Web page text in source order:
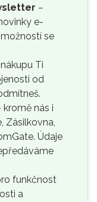
–
e-
se
Ti
od
kromě nás i
Zásilkovna,
Údaje
funkčnost
a